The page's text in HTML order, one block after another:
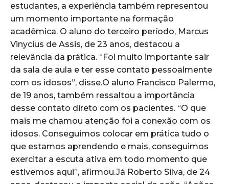
estudantes, a experiência também representou
um momento importante na formação
acadêmica. O aluno do terceiro período, Marcus
Vinycius de Assis, de 23 anos, destacou a
relevância da prática. “Foi muito importante sair
da sala de aula e ter esse contato pessoalmente
com os idosos”, disse.O aluno Francisco Palermo,
de 19 anos, também ressaltou a importância
desse contato direto com os pacientes. “O que
mais me chamou atenção foi a conexão com os
idosos. Conseguimos colocar em prática tudo o
que estamos aprendendo e mais, conseguimos
exercitar a escuta ativa em todo momento que
estivemos aqui”, afirmou.Já Roberto Silva, de 24